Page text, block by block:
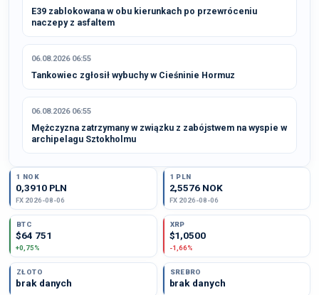
E39 zablokowana w obu kierunkach po przewróceniu
naczepy z asfaltem
06.08.2026 06:55
Tankowiec zgłosił wybuchy w Cieśninie Hormuz
06.08.2026 06:55
Mężczyzna zatrzymany w związku z zabójstwem na wyspie w
archipelagu Sztokholmu
1 NOK
0,3910 PLN
FX 2026-08-06
1 PLN
2,5576 NOK
FX 2026-08-06
BTC
$64 751
+0,75%
XRP
$1,0500
-1,66%
ZŁOTO
brak danych
SREBRO
brak danych